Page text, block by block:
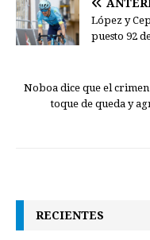
López y
puesto 92
Noboa dice que el
toque de queda y
RECIENTES